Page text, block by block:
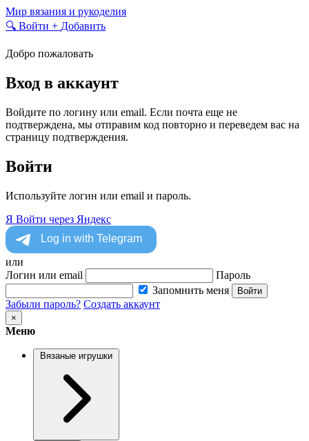
Skip
to
Мир вязания и рукоделия
🔍 Войти + Добавить
Добро пожаловать
Вход в аккаунт
Войдите по логину или email. Если почта еще не
подтверждена, мы отправим код повторно и переведем вас на
страницу подтверждения.
Войти
Используйте логин или email и пароль.
Я Войти через Яндекс
или
Логин или email
Пароль
Запомнить меня
Войти
Забыли пароль? Создать аккаунт
×
Меню
Вязаные игрушки